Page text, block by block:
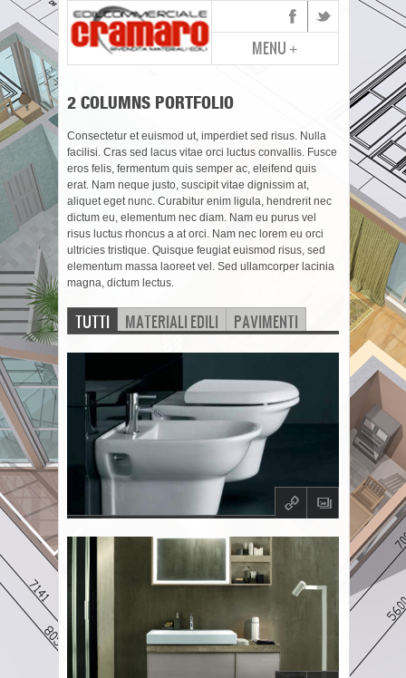
MENU +
2 COLUMNS PORTFOLIO
Consectetur et euismod ut, imperdiet sed risus. Nulla
facilisi. Cras sed lacus vitae orci luctus convallis. Fusce
eros felis, fermentum quis semper ac, eleifend quis
erat. Nam neque justo, suscipit vitae dignissim at,
aliquet eget nunc. Curabitur enim ligula, hendrerit nec
dictum eu, elementum nec diam. Nam eu purus vel
risus luctus rhoncus a at orci. Nam nec lorem eu orci
ultricies tristique. Quisque feugiat euismod risus, sed
elementum massa laoreet vel. Sed ullamcorper lacinia
magna, dictum lectus.
TUTTI MATERIALI EDILI
PAVIMENTI
q O